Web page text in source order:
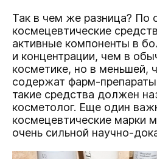
Так в чем же разница? По
космецевтические
активные компоненты в
и концентрации, чем в
косметике, но в меньшей,
содержат фарм-
такие средства должен
косметолог. Еще один
космецевтические марки
очень сильной научно-